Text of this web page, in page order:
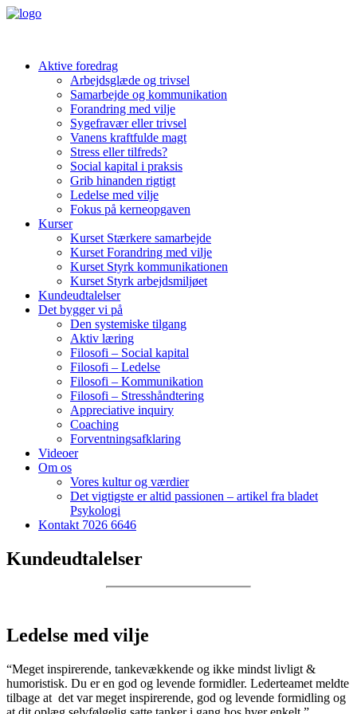
Aktive foredrag
Arbejdsglæde og trivsel
Samarbejde og kommunikation
Forandring med vilje
Sygefravær eller trivsel
Vanens kraftfulde magt
Stress eller tilfreds?
Social kapital i praksis
Grib hinanden rigtigt
Ledelse med vilje
Fokus på kerneopgaven
Kurser
Kurset Stærkere samarbejde
Kurset Forandring med vilje
Kurset Styrk kommunikationen
Kurset Styrk arbejdsmiljøet
Kundeudtalelser
Det bygger vi på
Den systemiske tilgang
Aktiv læring
Filosofi – Social kapital
Filosofi – Ledelse
Filosofi – Kommunikation
Filosofi – Stresshåndtering
Appreciative inquiry
Coaching
Forventningsafklaring
Videoer
Om os
Vores kultur og værdier
Det vigtigste er altid passionen – artikel fra bladet
Psykologi
Kontakt 7026 6646
Kundeudtalelser
Ledelse med vilje
“Meget inspirerende, tankevækkende og ikke mindst livligt &
humoristisk. Du er en god og levende formidler. Lederteamet meldte
tilbage at det var meget inspirerende, god og levende formidling og